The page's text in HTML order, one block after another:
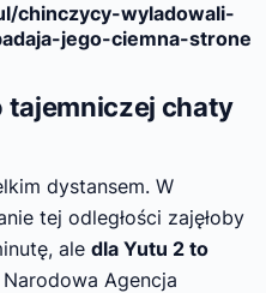
chinczycy-wyladowali-
jego-ciemna-strone
tajemniczej chaty
dystansem. W
tej odległości zajęłoby
ale dla Yutu 2 to
Agencja